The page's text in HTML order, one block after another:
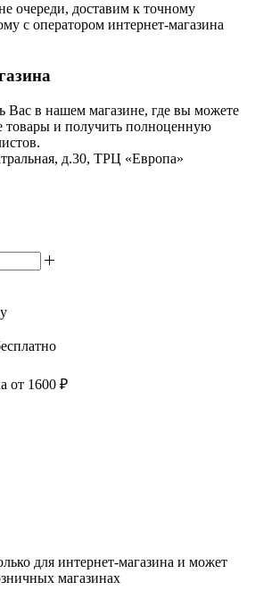
очереди, доставим к точному
с оператором интернет-магазина
Вас в нашем магазине, где вы можете
товары и получить полноценную
д.30, ТРЦ «Европа»
от 1600 ₽
для интернет-магазина и может
магазинах